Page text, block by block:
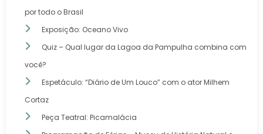
por todo o Brasil
Exposição: Oceano Vivo
Quiz – Qual lugar da Lagoa da Pampulha combina com
você?
Espetáculo: “Diário de Um Louco” com o ator Milhem
Cortaz
Peça Teatral: Picamalácia